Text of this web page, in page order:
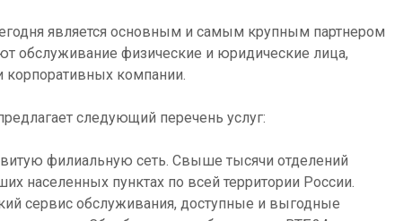
является основным и самым крупным партнером
обслуживание физические и юридические лица,
корпоративных компании.
следующий перечень услуг:
филиальную сеть. Свыше тысячи отделений
населенных пунктах по всей территории России.
сервис обслуживания, доступные и выгодные